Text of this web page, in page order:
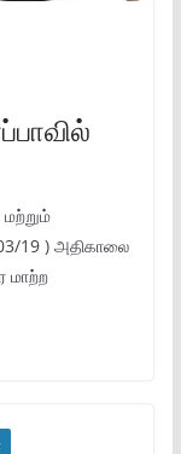
மற்றும்
19 ) அதிகாலை
மாற்ற